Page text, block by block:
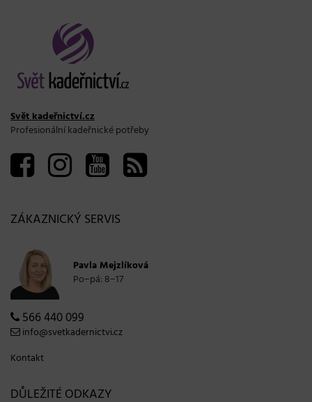
Svět kadeřnictví.cz
Profesionální kadeřnické potřeby
ZÁKAZNICKÝ SERVIS
Pavla Mejzlíková
Po−pá: 8−17
566 440 099
info@svetkadernictvi.cz
Kontakt
DŮLEŽITÉ ODKAZY